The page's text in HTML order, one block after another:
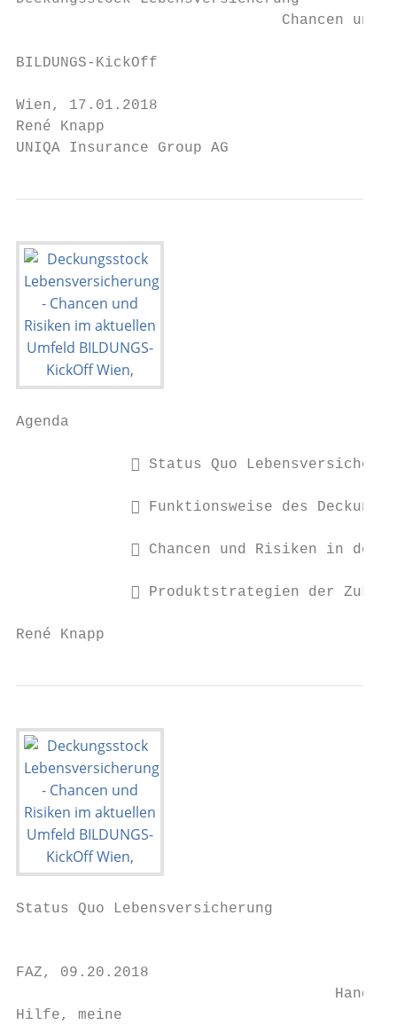
Chancen und
BILDUNGS-KickOff
Wien, 17.01.2018
René Knapp
UNIQA Insurance Group AG
Agenda
 Status Quo
 Funktionsweise des
 Chancen und Risiken in der
 Produktstrategien der
René Knapp
Status Quo Lebensversicherung
FAZ, 09.20.2018
Hilfe, meine